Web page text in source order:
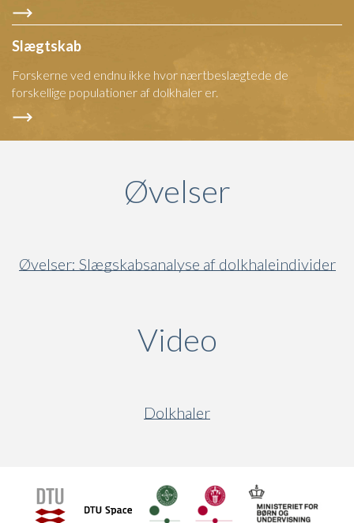
Slægtskab
Forskerne ved endnu ikke hvor nærtbeslægtede de
forskellige populationer af dolkhaler er.
Øvelser
Øvelser: Slægskabsanalyse af dolkhaleindivider
Video
Dolkhaler